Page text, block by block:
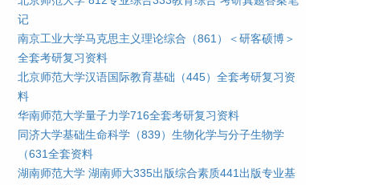
记
南京工业大学马克思主义理论综合（861）＜研客硕博＞
全套考研复习资料
北京师范大学汉语国际教育基础（445）全套考研复习资
料
华南师范大学量子力学716全套考研复习资料
同济大学基础生命科学（839）生物化学与分子生物学
（631全套资料
湖南师范大学 湖南师大335出版综合素质441出版专业基